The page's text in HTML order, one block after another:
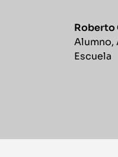
Roberto
Alumno,
Escuela